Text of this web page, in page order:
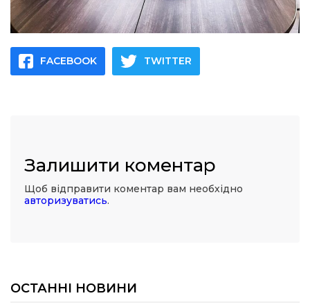
FACEBOOK TWITTER
Залишити коментар
Щоб відправити коментар вам необхідно
авторизуватись.
ОСТАННІ НОВИНИ